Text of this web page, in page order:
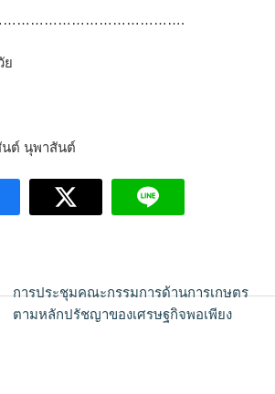
ย
นต์ นุพาสันต์
การประชุมคณะกรรมการด้านการเกษตร
ตามหลักปรัชญาของเศรษฐกิจพอเพียง